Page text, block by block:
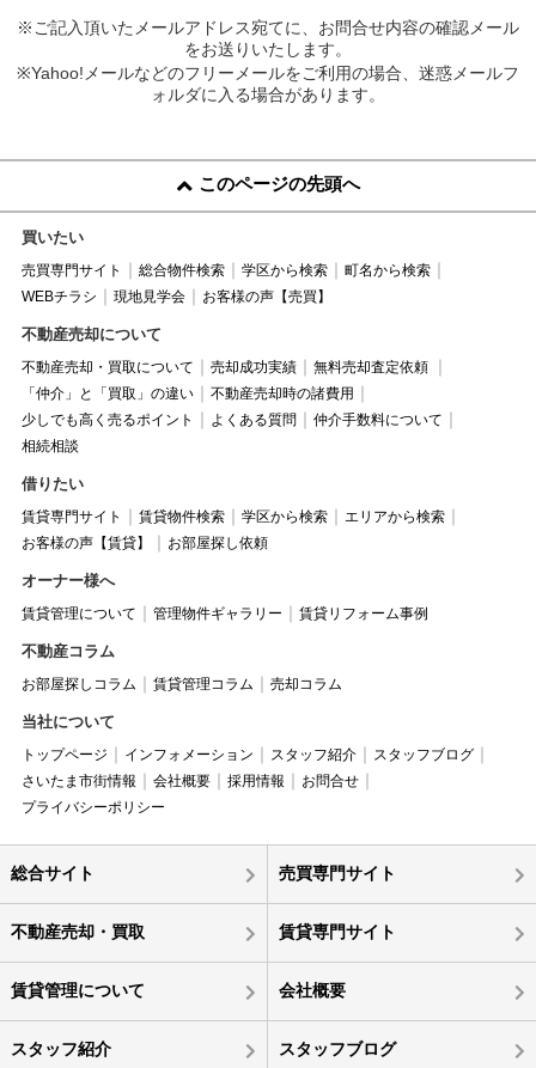
※ご記入頂いたメールアドレス宛てに、お問合せ内容の確認メール
をお送りいたします。
※Yahoo!メールなどのフリーメールをご利用の場合、迷惑メールフ
ォルダに入る場合があります。
このページの先頭へ
買いたい
売買専門サイト 総合物件検索 学区から検索
町名から検索
WEBチラシ
現地見学会 お客様の声【売買】
不動産売却について
不動産売却・買取について 売却成功実績
無料売却査定依頼
「仲介」と「買取」の違い
不動産売却時の諸費用
少しでも高く売るポイント
よくある質問
仲介手数料について
相続相談
借りたい
賃貸専門サイト 賃貸物件検索 学区から検索
エリアから検索
お客様の声【賃貸】
お部屋探し依頼
オーナー様へ
賃貸管理について 管理物件ギャラリー 賃貸リフォーム事例
不動産コラム
お部屋探しコラム 賃貸管理コラム 売却コラム
当社について
トップページ インフォメーション スタッフ紹介
スタッフブログ
さいたま市街情報
会社概要 採用情報
お問合せ
プライバシーポリシー
総合サイト 売買専門サイト
不動産売却・買取 賃貸専門サイト
賃貸管理について 会社概要
スタッフ紹介 スタッフブログ